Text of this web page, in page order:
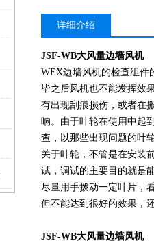
详细介绍
JSF-WB大风量边墙风机
WEX边墙风机的检查组件
毕之后风机也不能发挥效
有出现刮痕损伤，或者在
响。由于叶轮在使用中起
查，以那些出现问题的叶
关于叶轮，不管是在安装
试，调试的主要目的就是
尽量用手拨动一定叶片，
但不能达到很好的效果，
JSF-WB大风量边墙风机